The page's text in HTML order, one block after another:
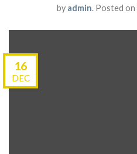
by admin.Posted on
16
DEC